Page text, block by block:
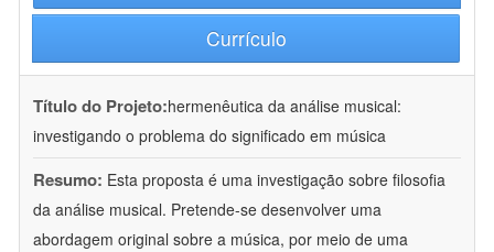
Currículo
Título do Projeto:hermenêutica da análise musical:
investigando o problema do significado em música
Resumo: Esta proposta é uma investigação sobre filosofia
da análise musical. Pretende-se desenvolver uma
abordagem original sobre a música, por meio de uma